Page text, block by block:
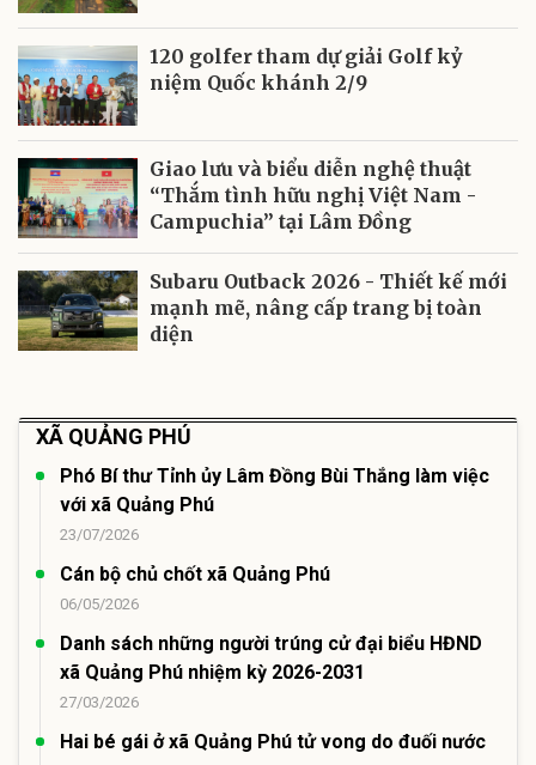
120 golfer tham dự giải Golf kỷ
niệm Quốc khánh 2/9
Giao lưu và biểu diễn nghệ thuật
“Thắm tình hữu nghị Việt Nam -
Campuchia” tại Lâm Đồng
Subaru Outback 2026 - Thiết kế mới
mạnh mẽ, nâng cấp trang bị toàn
diện
XÃ QUẢNG PHÚ
Phó Bí thư Tỉnh ủy Lâm Đồng Bùi Thắng làm việc
với xã Quảng Phú
23/07/2026
Cán bộ chủ chốt xã Quảng Phú
06/05/2026
Danh sách những người trúng cử đại biểu HĐND
xã Quảng Phú nhiệm kỳ 2026-2031
27/03/2026
Hai bé gái ở xã Quảng Phú tử vong do đuối nước